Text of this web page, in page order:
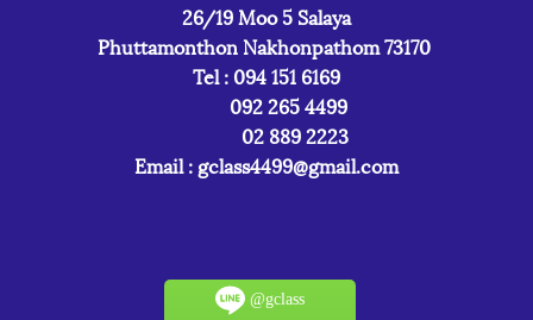
26/19 Moo 5 Salaya
Phuttamonthon Nakhonpathom 73170
Tel : 094 151 6169
092 265 4499
02 889 2223
Email : gclass4499@gmail.com
@gclass